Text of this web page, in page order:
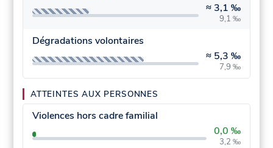
≈ 3,1 ‰
9,1 ‰
Dégradations volontaires
≈ 5,3 ‰
7,9 ‰
ATTEINTES AUX PERSONNES
Violences hors cadre familial
0,0 ‰
3,2 ‰